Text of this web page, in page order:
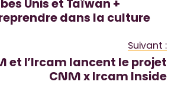
Unis et Taïwan +
dans la culture
Suivant :
et l’Ircam lancent le projet
CNM x Ircam Inside